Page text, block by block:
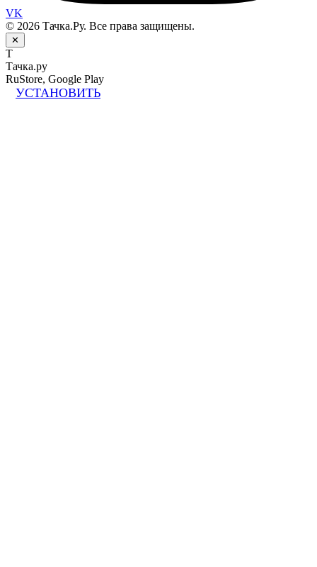
VK
© 2026 Тачка.Ру. Все права защищены.
✕
Т
Тачка.ру
RuStore, Google Play
УСТАНОВИТЬ